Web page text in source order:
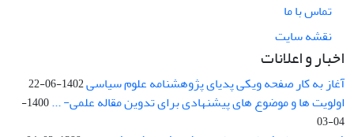
تماس با ما
نقشه سایت
اخبار و اعلانات
آغاز به کار صفحه ویکی پدیای پژوهشنامه علوم سیاسی1402-06-22
اولویت ها و موضوع های پیشنهادی برای تدوین مقاله علمی- ...
1400-
04-03